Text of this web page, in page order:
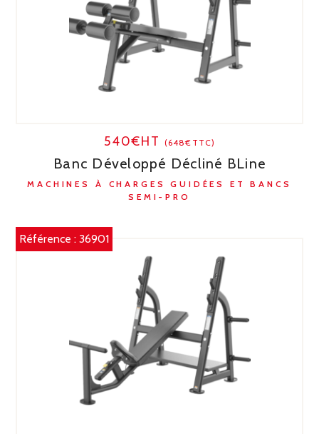
540€HT (648€TTC)
Banc Développé Décliné BLine
MACHINES À CHARGES GUIDÉES ET BANCS
SEMI-PRO
Référence :36901